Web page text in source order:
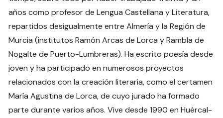
años como profesor de Lengua Castellana y Literatura,
repartidos desigualmente entre Almería y la Región de
Murcia (institutos Ramón Arcas de Lorca y Rambla de
Nogalte de Puerto-Lumbreras). Ha escrito poesía desde
joven y ha participado en numerosos proyectos
relacionados con la creación literaria, como el certamen
María Agustina de Lorca, de cuyo jurado ha formado
parte durante varios años. Vive desde 1990 en Huércal-